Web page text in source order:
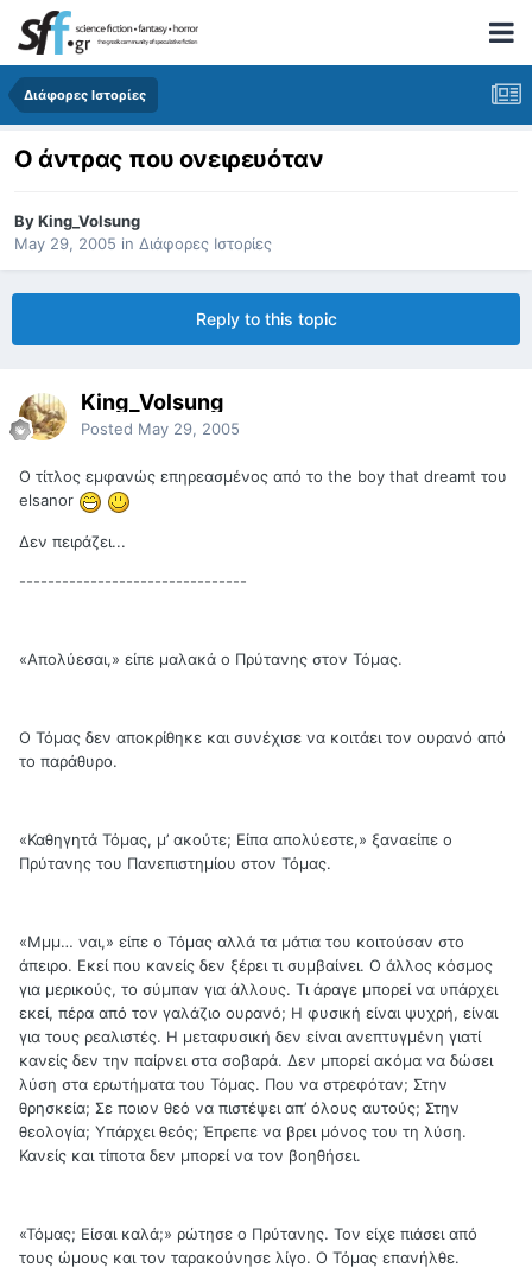
Διάφορες Ιστορίες
Ο άντρας που ονειρευόταν
ByKing_Volsung
May 29, 2005 in Διάφορες Ιστορίες
Reply to this topic
King_Volsung
Posted May 29, 2005
Ο τίτλος εμφανώς επηρεασμένος από το the boy that dreamt του
elsanor
Δεν πειράζει...
--------------------------------
«Απολύεσαι,» είπε μαλακά ο Πρύτανης στον Τόμας.
Ο Τόμας δεν αποκρίθηκε και συνέχισε να κοιτάει τον ουρανό από
το παράθυρο.
«Καθηγητά Τόμας, μ’ ακούτε; Είπα απολύεστε,» ξαναείπε ο
Πρύτανης του Πανεπιστημίου στον Τόμας.
«Μμμ… ναι,» είπε ο Τόμας αλλά τα μάτια του κοιτούσαν στο
άπειρο. Εκεί που κανείς δεν ξέρει τι συμβαίνει. Ο άλλος κόσμος
για μερικούς, το σύμπαν για άλλους. Τι άραγε μπορεί να υπάρχει
εκεί, πέρα από τον γαλάζιο ουρανό; Η φυσική είναι ψυχρή, είναι
για τους ρεαλιστές. Η μεταφυσική δεν είναι ανεπτυγμένη γιατί
κανείς δεν την παίρνει στα σοβαρά. Δεν μπορεί ακόμα να δώσει
λύση στα ερωτήματα του Τόμας. Που να στρεφόταν; Στην
θρησκεία; Σε ποιον θεό να πιστέψει απ’ όλους αυτούς; Στην
θεολογία; Υπάρχει θεός; Έπρεπε να βρει μόνος του τη λύση.
Κανείς και τίποτα δεν μπορεί να τον βοηθήσει.
«Τόμας; Είσαι καλά;» ρώτησε ο Πρύτανης. Τον είχε πιάσει από
τους ώμους και τον ταρακούνησε λίγο. Ο Τόμας επανήλθε.